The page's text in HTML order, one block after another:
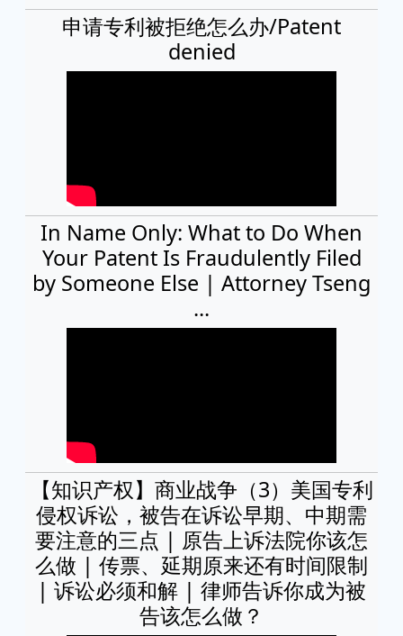
申请专利被拒绝怎么办/Patent
denied
In Name Only: What to Do When
Your Patent Is Fraudulently Filed
by Someone Else | Attorney Tseng
...
【知识产权】商业战争（3）美国专利
侵权诉讼，被告在诉讼早期、中期需
要注意的三点 | 原告上诉法院你该怎
么做 | 传票、延期原来还有时间限制
| 诉讼必须和解 | 律师告诉你成为被
告该怎么做？